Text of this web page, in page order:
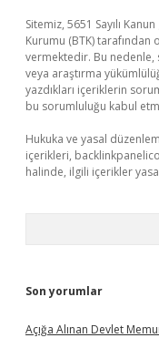
Sitemiz, 5651 Sayılı
Kurumu (BTK) tarafından
vermektedir. Bu
veya araştırma
yazdıkları içeriklerin
bu sorumluluğu kabul
Hukuka ve yasal
içerikleri,
halinde, ilgili içerikler
Son yorumlar
Açığa Alınan Devlet